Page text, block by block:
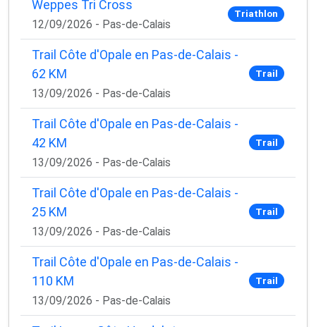
Weppes Tri Cross
12/09/2026 - Pas-de-Calais
Triathlon
Trail Côte d'Opale en Pas-de-Calais -
62 KM
13/09/2026 - Pas-de-Calais
Trail
Trail Côte d'Opale en Pas-de-Calais -
42 KM
13/09/2026 - Pas-de-Calais
Trail
Trail Côte d'Opale en Pas-de-Calais -
25 KM
13/09/2026 - Pas-de-Calais
Trail
Trail Côte d'Opale en Pas-de-Calais -
110 KM
13/09/2026 - Pas-de-Calais
Trail